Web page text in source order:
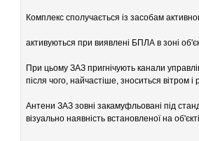
Комплекс сполучається із засобам
активуються при виявлені БПЛА в зоні
При цьому ЗАЗ пригнічують канали
після чого, найчастіше, зноситься вітром
Антени ЗАЗ зовні закамуфльовані під
візуально наявність встановленої на